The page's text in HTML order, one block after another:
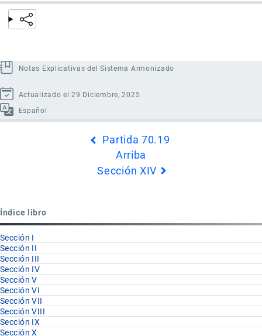
Notas Explicativas del Sistema Armonizado
Actualizado el 29 Diciembre, 2025
Español
70.20
Partida 70.19
Arriba
Sección XIV
Índice libro
Sección I
Sección II
Sección III
Sección IV
Sección V
Sección VI
Sección VII
Sección VIII
Sección IX
Sección X